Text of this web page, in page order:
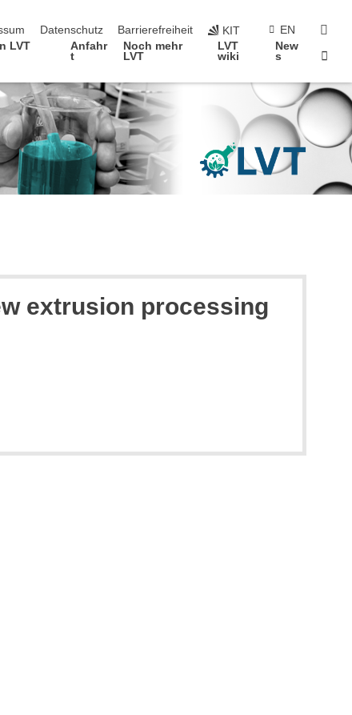
Datenschutz Barrierefreiheit KIT EN
LVT
Anfahr
t
Noch mehr
LVT
LVT
wiki
New
s
extrusion processing